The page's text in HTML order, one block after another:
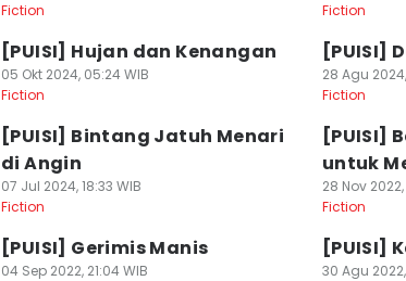
Fiction
Fiction
[PUISI] Hujan dan Kenangan
05 Okt 2024, 05:24 WIB
Fiction
[PUISI]
28 Agu
Fiction
[PUISI] Bintang Jatuh Menari
di Angin
07 Jul 2024, 18:33 WIB
Fiction
[PUISI]
untuk
28 Nov 2022,
Fiction
[PUISI] Gerimis Manis
04 Sep 2022, 21:04 WIB
[PUISI]
30 Agu